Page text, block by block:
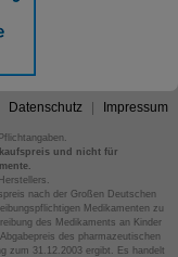
Datenschutz Impressum
und nicht für
nach der Großen Deutschen
Medikamenten zu
des Medikaments an Kinder
des pharmazeutischen
zum 31.12.2003 ergibt. Es handelt